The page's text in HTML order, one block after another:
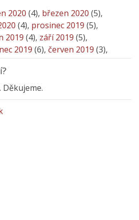
2020 (4), březen 2020 (5),
(4), prosinec 2019 (5),
2019 (4), září 2019 (5),
2019 (6), červen 2019 (3),
Děkujeme.